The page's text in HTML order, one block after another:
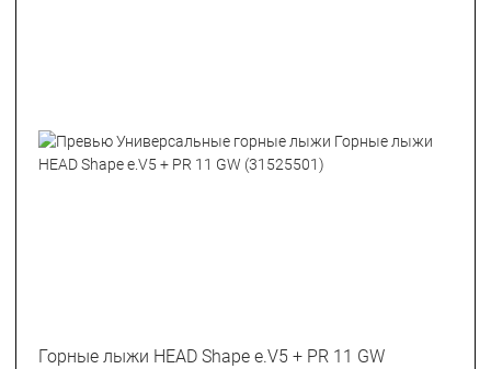
Горные лыжи HEAD Shape e.V5 + PR 11 GW